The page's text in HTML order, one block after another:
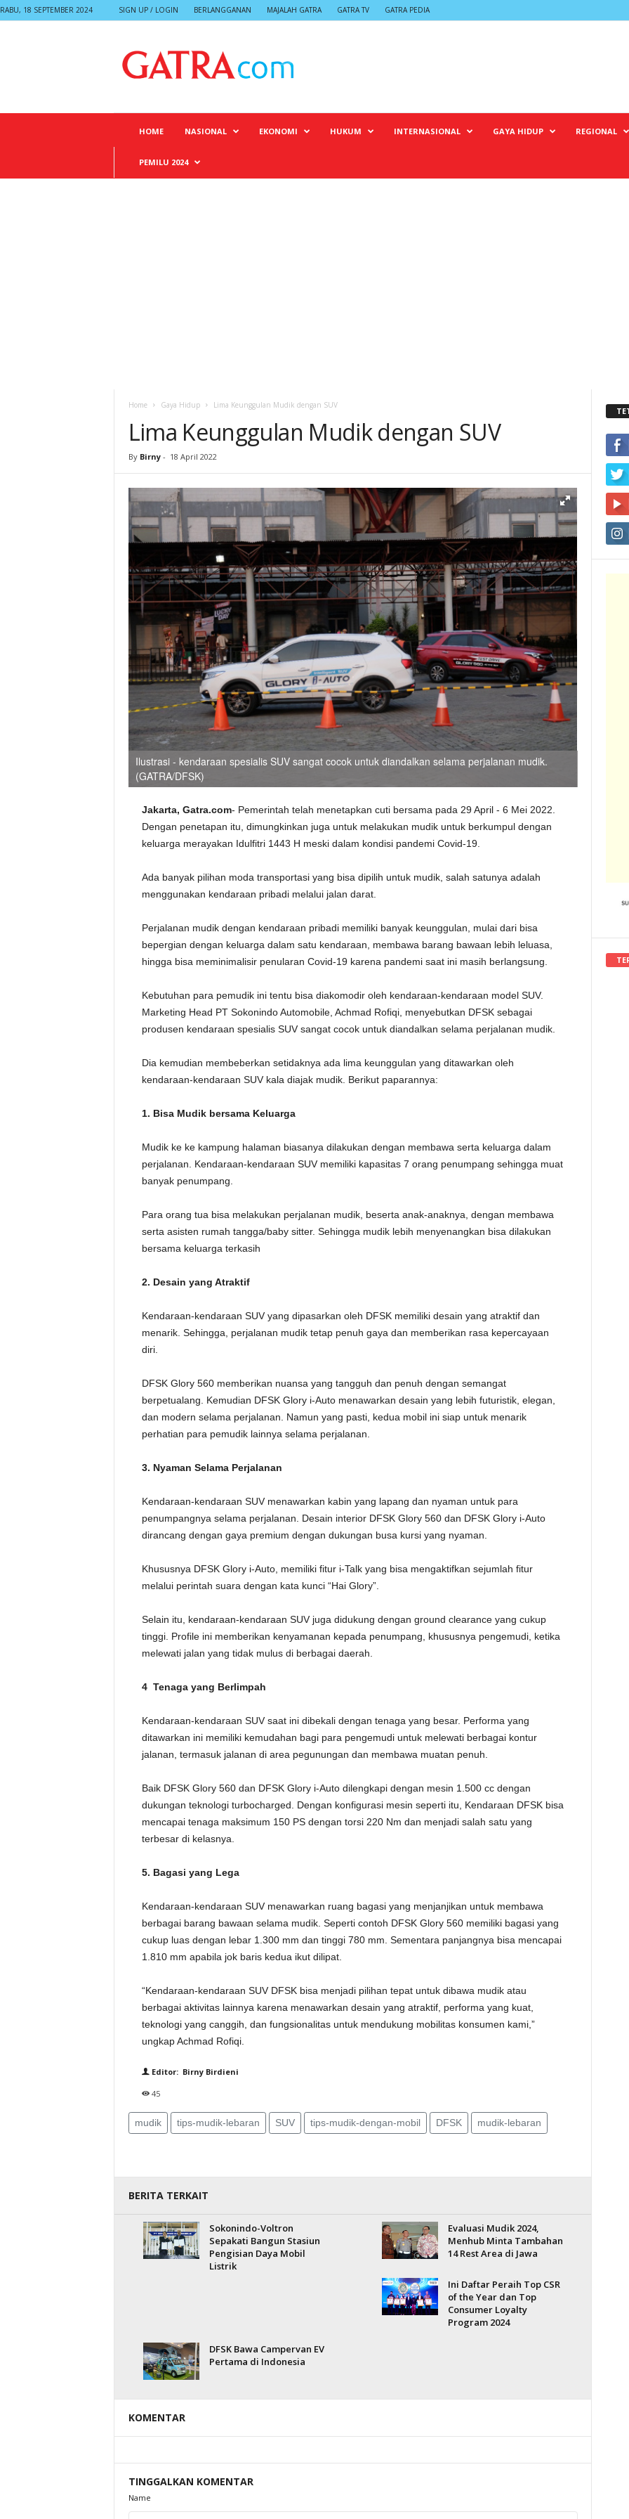
RABU, 18 SEPTEMBER 2024 SIGN UP / LOGIN BERLANGGANAN MAJALAH GATRA GATRA TV GATRA PEDIA
HOME NASIONAL EKONOMI HUKUM INTERNASIONAL GAYA HIDUP REGIONAL
PEMILU 2024
Home Gaya Hidup Lima Keunggulan Mudik dengan SUV
Lima Keunggulan Mudik dengan SUV
By Birny - 18 April 2022
Ilustrasi - kendaraan spesialis SUV sangat cocok untuk diandalkan selama perjalanan mudik.
(GATRA/DFSK)
Jakarta, Gatra.com- Pemerintah telah menetapkan cuti bersama pada 29 April - 6 Mei 2022.
Dengan penetapan itu, dimungkinkan juga untuk melakukan mudik untuk berkumpul dengan
keluarga merayakan Idulfitri 1443 H meski dalam kondisi pandemi Covid-19.
Ada banyak pilihan moda transportasi yang bisa dipilih untuk mudik, salah satunya adalah
menggunakan kendaraan pribadi melalui jalan darat.
Perjalanan mudik dengan kendaraan pribadi memiliki banyak keunggulan, mulai dari bisa
bepergian dengan keluarga dalam satu kendaraan, membawa barang bawaan lebih leluasa,
hingga bisa meminimalisir penularan Covid-19 karena pandemi saat ini masih berlangsung.
Kebutuhan para pemudik ini tentu bisa diakomodir oleh kendaraan-kendaraan model SUV.
Marketing Head PT Sokonindo Automobile, Achmad Rofiqi, menyebutkan DFSK sebagai
produsen kendaraan spesialis SUV sangat cocok untuk diandalkan selama perjalanan mudik.
Dia kemudian membeberkan setidaknya ada lima keunggulan yang ditawarkan oleh
kendaraan-kendaraan SUV kala diajak mudik. Berikut paparannya:
1. Bisa Mudik bersama Keluarga
Mudik ke ke kampung halaman biasanya dilakukan dengan membawa serta keluarga dalam
perjalanan. Kendaraan-kendaraan SUV memiliki kapasitas 7 orang penumpang sehingga muat
banyak penumpang.
Para orang tua bisa melakukan perjalanan mudik, beserta anak-anaknya, dengan membawa
serta asisten rumah tangga/baby sitter. Sehingga mudik lebih menyenangkan bisa dilakukan
bersama keluarga terkasih
2. Desain yang Atraktif
Kendaraan-kendaraan SUV yang dipasarkan oleh DFSK memiliki desain yang atraktif dan
menarik. Sehingga, perjalanan mudik tetap penuh gaya dan memberikan rasa kepercayaan
diri.
DFSK Glory 560 memberikan nuansa yang tangguh dan penuh dengan semangat
berpetualang. Kemudian DFSK Glory i-Auto menawarkan desain yang lebih futuristik, elegan,
dan modern selama perjalanan. Namun yang pasti, kedua mobil ini siap untuk menarik
perhatian para pemudik lainnya selama perjalanan.
3. Nyaman Selama Perjalanan
Kendaraan-kendaraan SUV menawarkan kabin yang lapang dan nyaman untuk para
penumpangnya selama perjalanan. Desain interior DFSK Glory 560 dan DFSK Glory i-Auto
dirancang dengan gaya premium dengan dukungan busa kursi yang nyaman.
Khususnya DFSK Glory i-Auto, memiliki fitur i-Talk yang bisa mengaktifkan sejumlah fitur
melalui perintah suara dengan kata kunci “Hai Glory”.
Selain itu, kendaraan-kendaraan SUV juga didukung dengan ground clearance yang cukup
tinggi. Profile ini memberikan kenyamanan kepada penumpang, khususnya pengemudi, ketika
melewati jalan yang tidak mulus di berbagai daerah.
4 Tenaga yang Berlimpah
Kendaraan-kendaraan SUV saat ini dibekali dengan tenaga yang besar. Performa yang
ditawarkan ini memiliki kemudahan bagi para pengemudi untuk melewati berbagai kontur
jalanan, termasuk jalanan di area pegunungan dan membawa muatan penuh.
Baik DFSK Glory 560 dan DFSK Glory i-Auto dilengkapi dengan mesin 1.500 cc dengan
dukungan teknologi turbocharged. Dengan konfigurasi mesin seperti itu, Kendaraan DFSK bisa
mencapai tenaga maksimum 150 PS dengan torsi 220 Nm dan menjadi salah satu yang
terbesar di kelasnya.
5. Bagasi yang Lega
Kendaraan-kendaraan SUV menawarkan ruang bagasi yang menjanjikan untuk membawa
berbagai barang bawaan selama mudik. Seperti contoh DFSK Glory 560 memiliki bagasi yang
cukup luas dengan lebar 1.300 mm dan tinggi 780 mm. Sementara panjangnya bisa mencapai
1.810 mm apabila jok baris kedua ikut dilipat.
“Kendaraan-kendaraan SUV DFSK bisa menjadi pilihan tepat untuk dibawa mudik atau
berbagai aktivitas lainnya karena menawarkan desain yang atraktif, performa yang kuat,
teknologi yang canggih, dan fungsionalitas untuk mendukung mobilitas konsumen kami,”
ungkap Achmad Rofiqi.
Editor: Birny Birdieni
45
mudik tips-mudik-lebaran SUV tips-mudik-dengan-mobil DFSK mudik-lebaran
BERITA TERKAIT
Sokonindo-Voltron
Sepakati Bangun Stasiun
Pengisian Daya Mobil
Listrik
Evaluasi Mudik 2024,
Menhub Minta Tambahan
14 Rest Area di Jawa
Ini Daftar Peraih Top CSR
of the Year dan Top
Consumer Loyalty
Program 2024
DFSK Bawa Campervan EV
Pertama di Indonesia
KOMENTAR
TINGGALKAN KOMENTAR
Name